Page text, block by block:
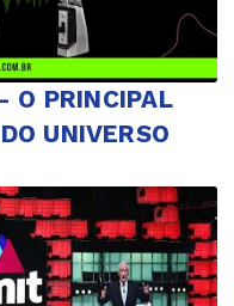
O PRINCIPAL
UNIVERSO